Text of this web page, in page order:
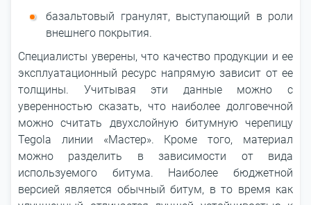
базальтовый гранулят, выступающий в роли
внешнего покрытия.
Специалисты уверены, что качество продукции и ее
эксплуатационный ресурс напрямую зависит от ее
толщины. Учитывая эти данные можно с
уверенностью сказать, что наиболее долговечной
можно считать двухслойную битумную черепицу
Tegola линии «Мастер». Кроме того, материал
можно разделить в зависимости от вида
используемого битума. Наиболее бюджетной
версией является обычный битум, в то время как